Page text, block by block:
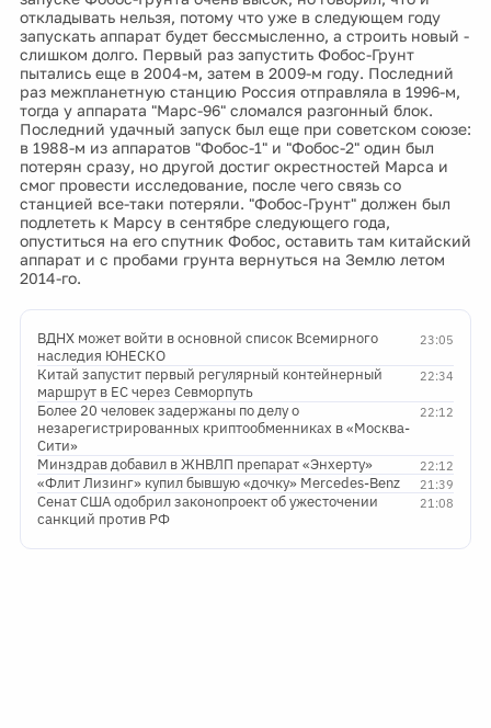
откладывать нельзя, потому что уже в следующем году
запускать аппарат будет бессмысленно, а строить новый -
слишком долго. Первый раз запустить Фобос-Грунт
пытались еще в 2004-м, затем в 2009-м году. Последний
раз межпланетную станцию Россия отправляла в 1996-м,
тогда у аппарата "Марс-96" сломался разгонный блок.
Последний удачный запуск был еще при советском союзе:
в 1988-м из аппаратов "Фобос-1" и "Фобос-2" один был
потерян сразу, но другой достиг окрестностей Марса и
смог провести исследование, после чего связь со
станцией все-таки потеряли. "Фобос-Грунт" должен был
подлететь к Марсу в сентябре следующего года,
опуститься на его спутник Фобос, оставить там китайский
аппарат и с пробами грунта вернуться на Землю летом
2014-го.
23:05
ВДНХ может войти в основной список Всемирного
наследия ЮНЕСКО
22:34
Китай запустит первый регулярный контейнерный
маршрут в ЕС через Севморпуть
22:12
Более 20 человек задержаны по делу о
незарегистрированных криптообменниках в «Москва-
Сити»
22:12
Минздрав добавил в ЖНВЛП препарат «Энхерту»
21:39
«Флит Лизинг» купил бывшую «дочку» Mercedes-Benz
21:08
Сенат США одобрил законопроект об ужесточении
санкций против РФ